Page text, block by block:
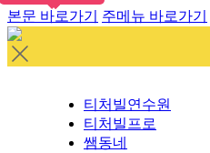
본문 바로가기 주메뉴 바로가기
티처빌연수원
티처빌프로
쌤동네